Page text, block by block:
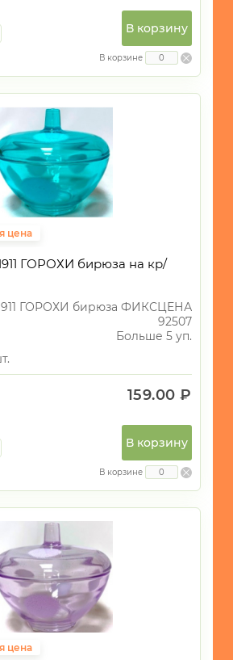
В корзину
В корзине
цена
ГОРОХИ бирюза на кр/
ГОРОХИ бирюза ФИКСЦЕНА
92507
Больше 5 уп.
159.00 ₽
В корзину
В корзине
цена